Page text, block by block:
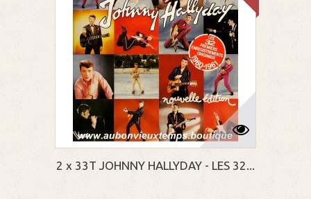
2 x 33T JOHNNY HALLYDAY - LES 32...